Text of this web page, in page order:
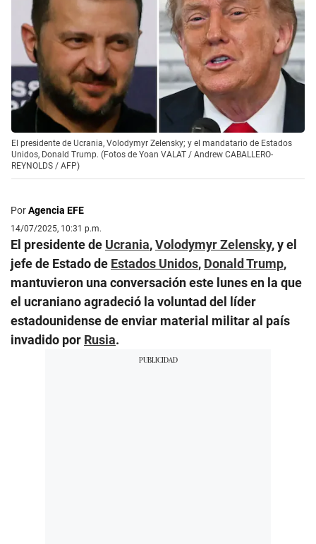
El presidente de Ucrania, Volodymyr Zelensky; y el mandatario de Estados
Unidos, Donald Trump. (Fotos de Yoan VALAT / Andrew CABALLERO-
REYNOLDS / AFP)
PorAgencia EFE
14/07/2025, 10:31 p.m.
El presidente de Ucrania,Volodymyr Zelensky, y el
jefe de Estado de Estados Unidos, Donald Trump,
mantuvieron una conversación este lunes en la que
el ucraniano agradeció la voluntad del líder
estadounidense de enviar material militar al país
invadido por Rusia.